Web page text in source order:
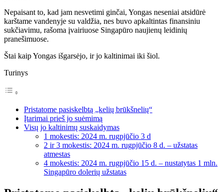
Nepaisant to, kad jam nesvetimi ginčai, Yongas neseniai atsidūrė
karštame vandenyje su valdžia, nes buvo apkaltintas finansiniu
sukčiavimu, rašoma įvairiuose Singapūro naujienų leidinių
pranešimuose.
Štai kaip Yongas išgarsėjo, ir jo kaltinimai iki šiol.
Turinys
Pristatome pasiskelbtą „kelių brūkšnelių“
Įtarimai prieš jo suėmimą
Visų jo kaltinimų suskaidymas
1 mokestis: 2024 m. rugpjūčio 3 d
2 ir 3 mokestis: 2024 m. rugpjūčio 8 d. – užstatas
atmestas
4 mokestis: 2024 m. rugpjūčio 15 d. – nustatytas 1 mln.
Singapūro dolerių užstatas